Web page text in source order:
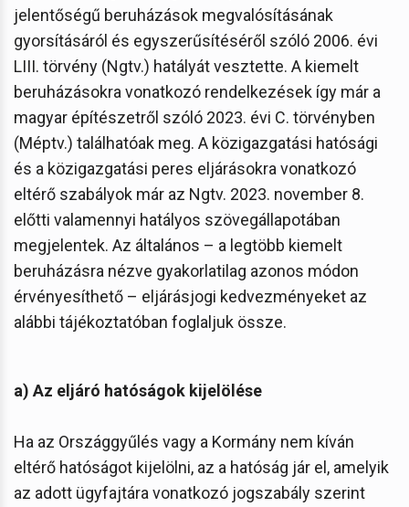
jelentőségű beruházások megvalósításának
gyorsításáról és egyszerűsítéséről szóló 2006. évi
LIII. törvény (Ngtv.) hatályát vesztette. A kiemelt
beruházásokra vonatkozó rendelkezések így már a
magyar építészetről szóló 2023. évi C. törvényben
(Méptv.) találhatóak meg. A közigazgatási hatósági
és a közigazgatási peres eljárásokra vonatkozó
eltérő szabályok már az Ngtv. 2023. november 8.
előtti valamennyi hatályos szövegállapotában
megjelentek. Az általános – a legtöbb kiemelt
beruházásra nézve gyakorlatilag azonos módon
érvényesíthető – eljárásjogi kedvezményeket az
alábbi tájékoztatóban foglaljuk össze.
a) Az eljáró hatóságok kijelölése
Ha az Országgyűlés vagy a Kormány nem kíván
eltérő hatóságot kijelölni, az a hatóság jár el, amelyik
az adott ügyfajtára vonatkozó jogszabály szerint